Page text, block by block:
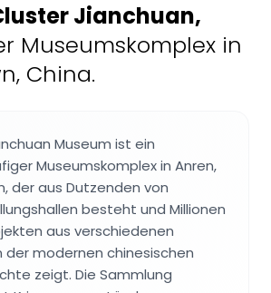
Jianchuan,
Museumskomplex in
China.
Museum ist ein
Museumskomplex in Anren,
der aus Dutzenden von
besteht und Millionen
aus verschiedenen
der modernen chinesischen
zeigt. Die Sammlung